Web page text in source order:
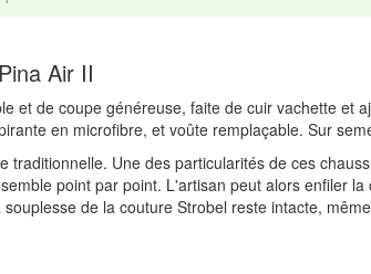
Air II
et de coupe généreuse, faite de cuir vachette et
en microfibre, et voûte remplaçable. Sur
traditionnelle. Une des particularités de ces
point par point. L'artisan peut alors enfiler
de la couture Strobel reste intacte,